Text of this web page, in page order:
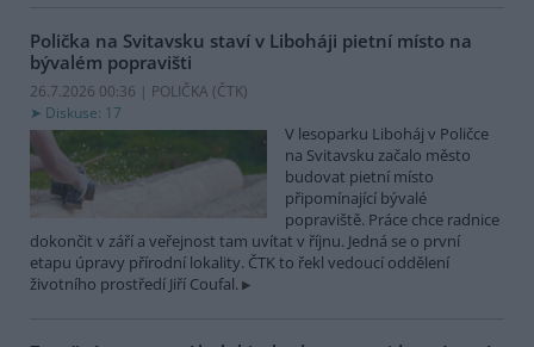
Polička na Svitavsku staví v Liboháji pietní místo na
bývalém popravišti
26.7.2026 00:36 | POLIČKA (ČTK)
Diskuse: 17
V lesoparku Liboháj v Poličce
na Svitavsku začalo město
budovat pietní místo
připomínající bývalé
popraviště. Práce chce radnice
dokončit v září a veřejnost tam uvítat v říjnu. Jedná se o první
etapu úpravy přírodní lokality. ČTK to řekl vedoucí oddělení
životního prostředí Jiří Coufal.